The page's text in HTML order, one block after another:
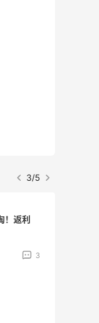
3/5
！返利
3